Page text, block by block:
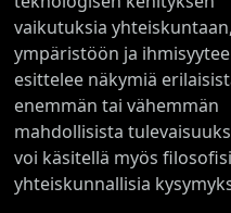
vaikutuksia yhteiskuntaan,
ympäristöön ja
esittelee näkymiä
enemmän tai vähemmän
mahdollisista
voi käsitellä myös
yhteiskunnallisia